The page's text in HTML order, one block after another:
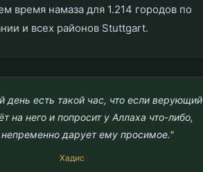
время намаза для 1.214 городов по
и всех районов Stuttgart.
день есть такой час, что если верующий
на него и попросит у Аллаха что-либо,
дарует ему просимое."
Хадис